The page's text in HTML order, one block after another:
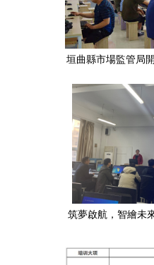
垣曲縣市場監管局
筑夢啟航，智繪